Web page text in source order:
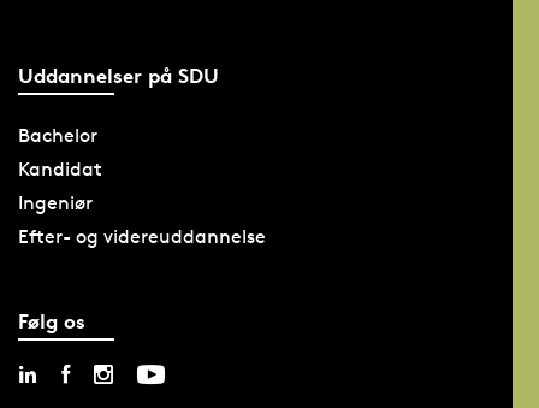
Uddannelser på SDU
Bachelor
Kandidat
Ingeniør
Efter- og videreuddannelse
Følg os